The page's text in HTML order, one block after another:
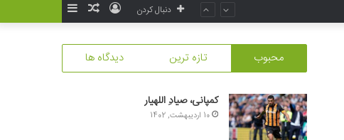
براینوشته
ورود دنبال کردن
محبوب تازه ترین دیدگاه ها
کمپانی، صیادِ اللهیار
10 اردیبهشت, 1402